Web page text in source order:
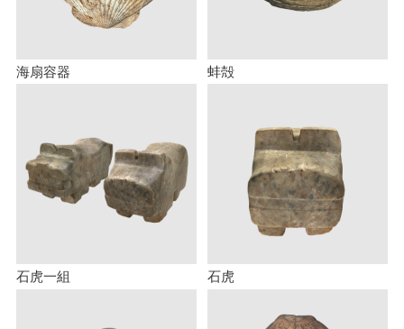
海扇容器 蚌殻
石虎一組 石虎